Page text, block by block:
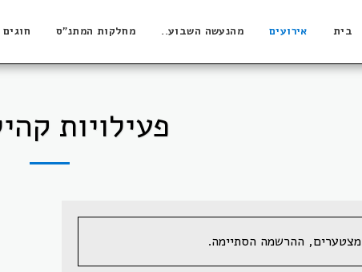
בית אירועים מהנעשה השבוע.. מחלקות המתנ"ס
פעילויות
מצטערים, ההרשמה הסתיימה.